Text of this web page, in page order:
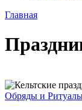
Главная
Обряды и